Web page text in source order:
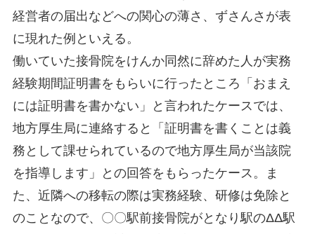
経営者の届出などへの関心の薄さ、ずさんさが表
に現れた例といえる。
働いていた接骨院をけんか同然に辞めた人が実務
経験期間証明書をもらいに行ったところ「おまえ
には証明書を書かない」と言われたケースでは、
地方厚生局に連絡すると「証明書を書くことは義
務として課せられているので地方厚生局が当該院
を指導します」との回答をもらったケース。ま
た、近隣への移転の際は実務経験、研修は免除と
のことなので、〇〇駅前接骨院がとなり駅のΔΔ駅